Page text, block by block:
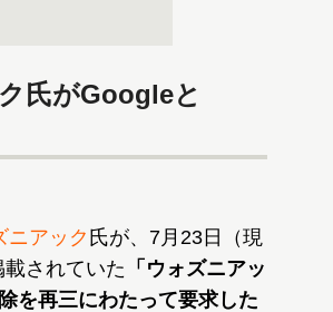
氏がGoogleと
ニアック 氏が、7月23日（現
されていた 「ウォズニアッ
を再三にわたって要求した